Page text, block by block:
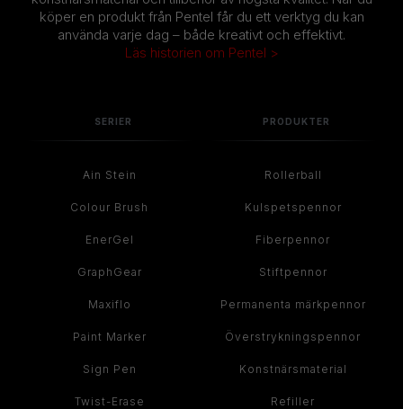
köper en produkt från Pentel får du ett verktyg du kan
använda varje dag – både kreativt och effektivt.
Läs historien om Pentel >
SERIER
Ain Stein
Colour Brush
EnerGel
GraphGear
Maxiflo
Paint Marker
Sign Pen
Twist-Erase
PRODUKTER
Rollerball
Kulspetspennor
Fiberpennor
Stiftpennor
Permanenta märkpennor
Överstrykningspennor
Konstnärsmaterial
Refiller